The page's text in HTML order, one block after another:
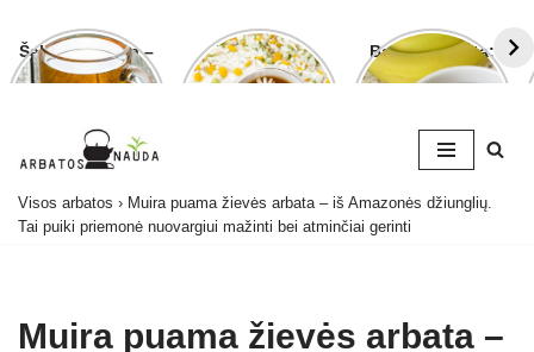
Šalavijo arbata –
ligoms gydyti ir
Ramunėlių
arbata pagelbės
Bananų arbata:
kuo ji naudinga
to
Visos arbatos › Muira puama žievės arbata – iš Amazonės džiunglių.
Tai puiki priemonė nuovargiui mažinti bei atminčiai gerinti
Muira puama žievės arbata –